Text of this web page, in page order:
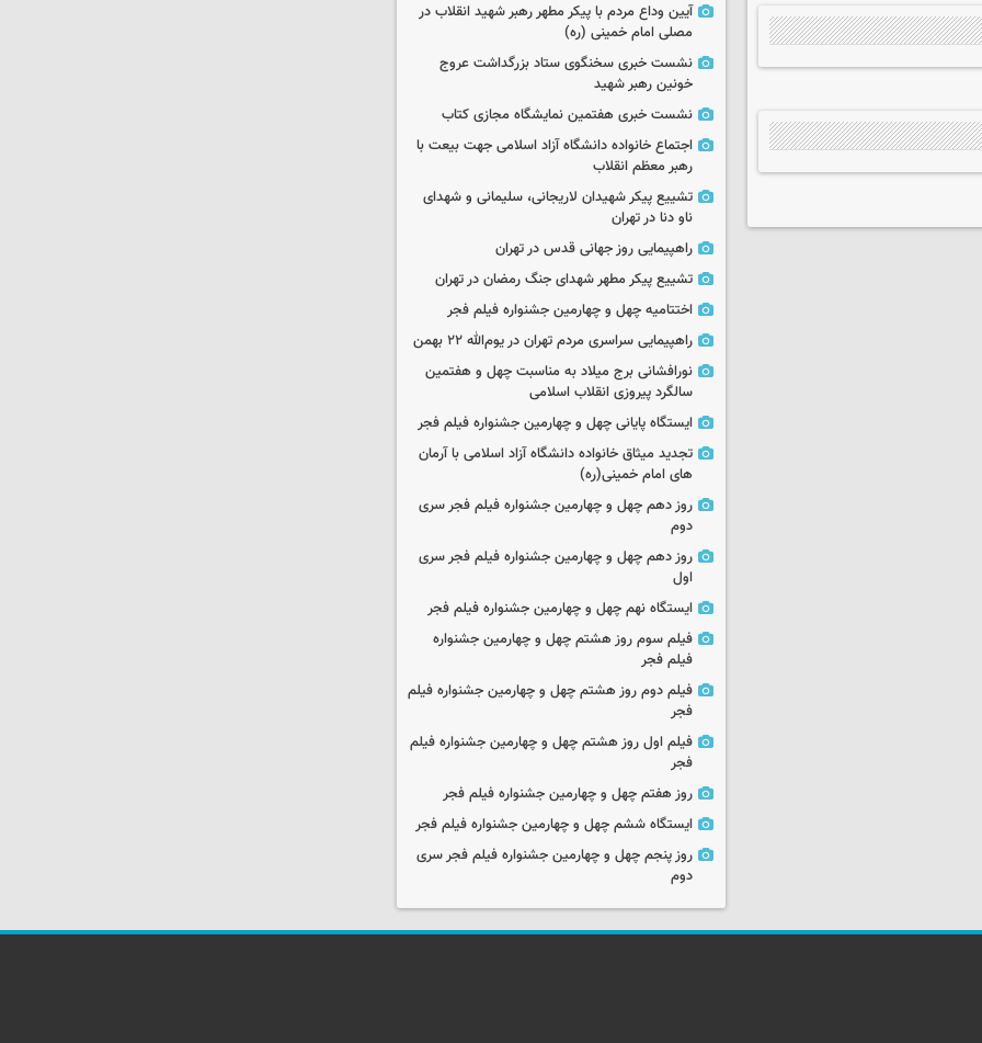
آیین وداع مردم با پیکر مطهر رهبر شهید انقلاب در
مصلی امام خمینی (ره)
نشست خبری سخنگوی ستاد بزرگداشت عروج
خونین رهبر شهید
نشست خبری هفتمین نمایشگاه مجازی کتاب
اجتماع خانواده دانشگاه آزاد اسلامی جهت بیعت با
رهبر معظم انقلاب
تشییع پیکر شهیدان لاریجانی، سلیمانی و شهدای
ناو دنا در تهران
راهپیمایی روز جهانی قدس در تهران
تشییع پیکر مطهر شهدای جنگ رمضان در تهران
اختتامیه چهل و چهارمین جشنواره فیلم فجر
راهپیمایی سراسری مردم تهران در یوم‌الله ۲۲ بهمن
نورافشانی برج میلاد به مناسبت چهل‌ و هفتمین
سالگرد پیروزی انقلاب اسلامی
ایستگاه پایانی چهل و چهارمین جشنواره فیلم فجر
تجدید میثاق خانواده دانشگاه آزاد اسلامی با آرمان
های امام خمینی(ره)
روز دهم چهل و چهارمین جشنواره فیلم فجر سری
دوم
روز دهم چهل و چهارمین جشنواره فیلم فجر سری
اول
ایستگاه نهم چهل و چهارمین جشنواره فیلم فجر
فیلم سوم روز هشتم چهل و چهارمین جشنواره
فیلم فجر
فیلم دوم روز هشتم چهل و چهارمین جشنواره فیلم
فجر
فیلم اول روز هشتم چهل و چهارمین جشنواره فیلم
فجر
روز هفتم چهل و چهارمین جشنواره فیلم فجر
ایستگاه ششم چهل و چهارمین جشنواره فیلم فجر
روز پنجم چهل و چهارمین جشنواره فیلم فجر سری
دوم